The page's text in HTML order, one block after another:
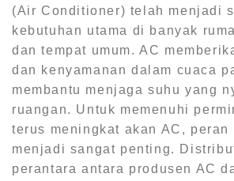
(Air Conditioner) telah menjadi
kebutuhan utama di banyak
dan tempat umum. AC
dan kenyamanan dalam cuaca
membantu menjaga suhu yang
ruangan. Untuk memenuhi
terus meningkat akan AC, peran
menjadi sangat penting.
perantara antara produsen AC